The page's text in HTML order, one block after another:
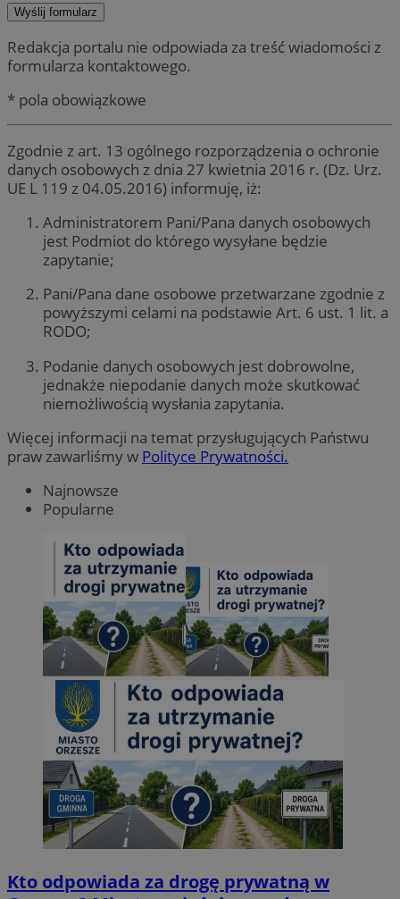
Redakcja portalu nie odpowiada za treść wiadomości z
formularza kontaktowego.
* pola obowiązkowe
Zgodnie z art. 13 ogólnego rozporządzenia o ochronie
danych osobowych z dnia 27 kwietnia 2016 r. (Dz. Urz.
UE L 119 z 04.05.2016) informuję, iż:
Administratorem Pani/Pana danych osobowych
jest Podmiot do którego wysyłane będzie
zapytanie;
Pani/Pana dane osobowe przetwarzane zgodnie z
powyższymi celami na podstawie Art. 6 ust. 1 lit. a
RODO;
Podanie danych osobowych jest dobrowolne,
jednakże niepodanie danych może skutkować
niemożliwością wysłania zapytania.
Więcej informacji na temat przysługujących Państwu
praw zawarliśmy w Polityce Prywatności.
Najnowsze
Popularne
Kto odpowiada za drogę prywatną w